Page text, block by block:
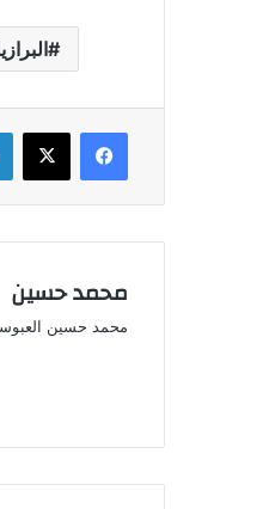
فيسبوك ‫X
محمد حسين
محمد حسين